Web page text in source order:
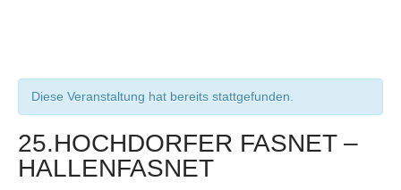
E.V.
Diese Veranstaltung hat bereits stattgefunden.
25.HOCHDORFER FASNET –
HALLENFASNET